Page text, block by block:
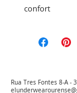
confort
Rua Tres Fontes 8-A -